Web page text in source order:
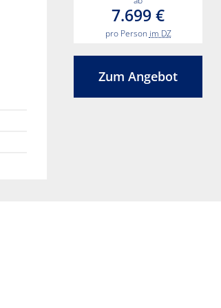
7.699 €
pro Person im DZ
Zum Angebot